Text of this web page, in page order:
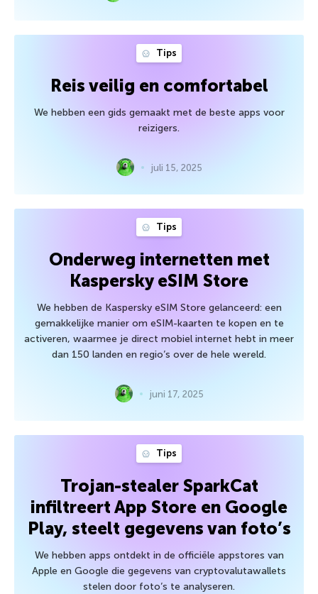
Tips
Reis veilig en comfortabel
We hebben een gids gemaakt met de beste apps voor
reizigers.
juli 15, 2025
Tips
Onderweg internetten met
Kaspersky eSIM Store
We hebben de Kaspersky eSIM Store gelanceerd: een
gemakkelijke manier om eSIM-kaarten te kopen en te
activeren, waarmee je direct mobiel internet hebt in meer
dan 150 landen en regio’s over de hele wereld.
juni 17, 2025
Tips
Trojan-stealer SparkCat
infiltreert App Store en Google
Play, steelt gegevens van foto’s
We hebben apps ontdekt in de officiële appstores van
Apple en Google die gegevens van cryptovalutawallets
stelen door foto’s te analyseren.